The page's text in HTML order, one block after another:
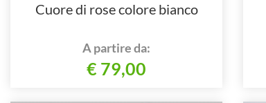
Cuore di rose colore bianco
A partire da:
€ 79,00